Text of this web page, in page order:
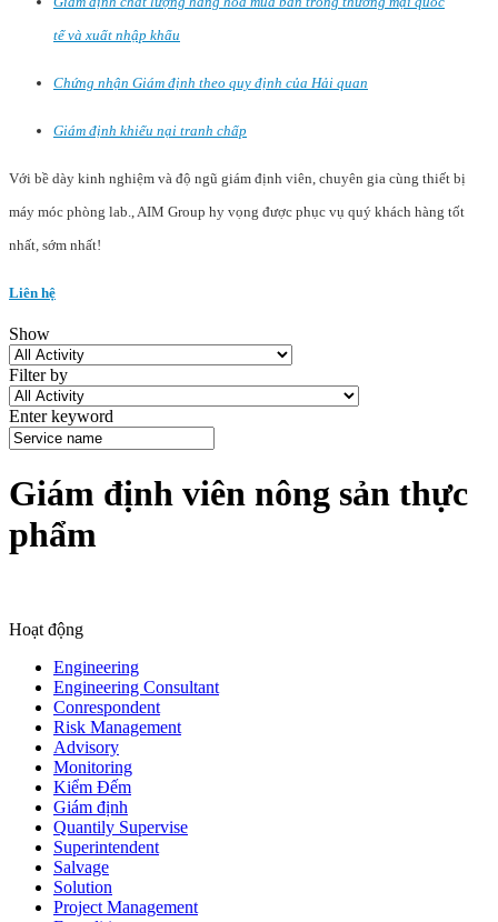
tế và xuất nhập khẩu
Chứng nhận Giám định theo quy định của Hải quan
Giám định khiếu nại tranh chấp
Với bề dày kinh nghiệm và độ ngũ giám định viên, chuyên gia cùng thiết bị
máy móc phòng lab., AIM Group hy vọng được phục vụ quý khách hàng tốt
nhất, sớm nhất!
Liên hệ
Show
Filter by
Enter keyword
Giám định viên nông sản thực
phẩm
Hoạt động
Engineering
Engineering Consultant
Conrespondent
Risk Management
Advisory
Monitoring
Kiểm Đếm
Giám định
Quantily Supervise
Superintendent
Salvage
Solution
Project Management